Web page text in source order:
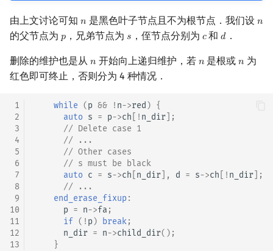
由上文讨论可知 𝑛
n 是黑色叶子节点且不为根节点．我们设 𝑛
n
的父节点为 𝑝
p ，兄弟节点为 𝑠
s ，侄节点分别为 𝑐
c和𝑑
d．
删除的维护也是从 𝑛
n 开始向上递归维护，若 𝑛
n 是根或𝑛
n 为
红色即可终止，否则分为 4 种情况．
1
2
3
4
5
6
7
8
9
10
11
12
13
while (p && ! n->red ) {
auto s = p->ch ! n_dir ];
// Delete case 1
// ...
// Other cases
// s must be black
auto c = s->ch n_dir ], d = s->ch ! n_dir ];
// ...
end_erase_fixup :
p = n->fa ;
if ( ! p) break;
n_dir = n->child_dir();
}